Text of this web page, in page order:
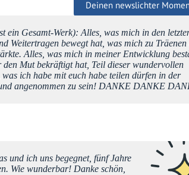
Deinen newslichter
ein Gesamt-Werk): Alles, was mich in den
Weitertragen bewegt hat, was mich zu
Alles, was mich in meiner Entwicklung
Mut bekräftigt hat, Teil dieser wundervollen
ich habe mit euch habe teilen dürfen in der
angenommen zu sein! DANKE DANKE
und ich uns begegnet, fünf Jahre
Wie wunderbar! Danke schön,